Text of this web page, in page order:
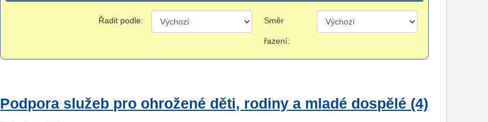
Řadit podle: Směr
řazení:
Podpora služeb pro ohrožené děti, rodiny a mladé dospělé (4)